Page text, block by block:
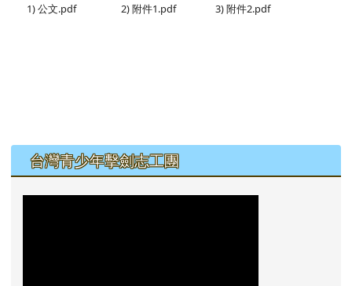
1) 公文.pdf 2) 附件1.pdf 3) 附件2.pdf
左邊區域內容
台灣青少年擊劍志工團